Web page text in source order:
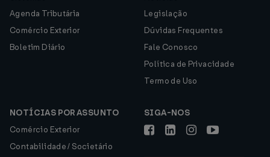
Agenda Tributária
Comércio Exterior
Boletim Diário
Legislação
Dúvidas Frequentes
Fale Conosco
Política de Privacidade
Termo de Uso
NOTÍCIAS POR ASSUNTO
Comércio Exterior
Contabilidade / Societário
SIGA-NOS